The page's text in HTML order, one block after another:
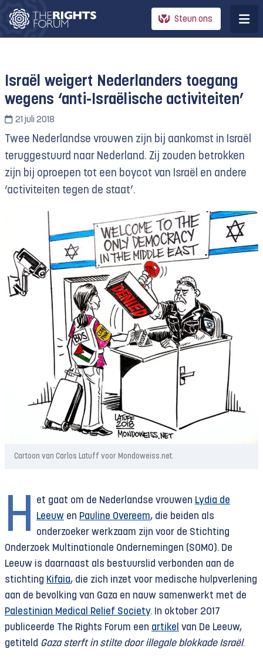
Steun ons
Israël weigert Nederlanders toegang
wegens ‘anti-Israëlische activiteiten’
21 juli 2018
Twee Nederlandse vrouwen zijn bij aankomst in Israël
teruggestuurd naar Nederland. Zij zouden betrokken
zijn bij oproepen tot een boycot van Israël en andere
‘activiteiten tegen de staat’.
Cartoon van Carlos Latuff voor Mondoweiss.net.
H et gaat om de Nederlandse vrouwen Lydia de
Leeuw en Pauline Overeem, die beiden als
onderzoeker werkzaam zijn voor de Stichting
Onderzoek Multinationale Ondernemingen (SOMO). De
Leeuw is daarnaast als bestuurslid verbonden aan de
stichting Kifaia, die zich inzet voor medische hulpverlening
aan de bevolking van Gaza en nauw samenwerkt met de
Palestinian Medical Relief Society. In oktober 2017
publiceerde The Rights Forum een artikel van De Leeuw,
getiteld Gaza sterft in stilte door illegale blokkade Israël.